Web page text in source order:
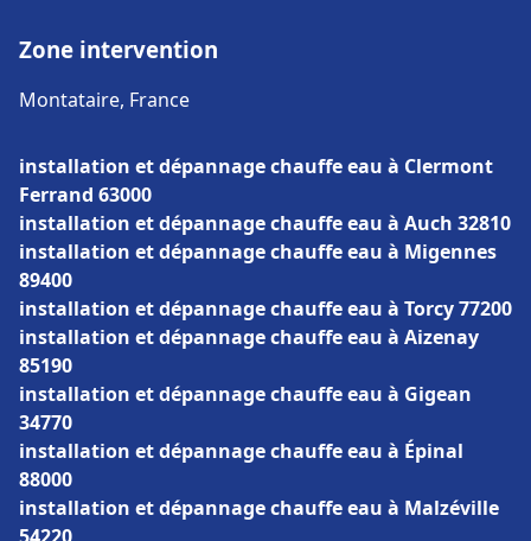
Zone intervention
Montataire, France
installation et dépannage chauffe eau à Clermont
Ferrand 63000
installation et dépannage chauffe eau à Auch 32810
installation et dépannage chauffe eau à Migennes
89400
installation et dépannage chauffe eau à Torcy 77200
installation et dépannage chauffe eau à Aizenay
85190
installation et dépannage chauffe eau à Gigean
34770
installation et dépannage chauffe eau à Épinal
88000
installation et dépannage chauffe eau à Malzéville